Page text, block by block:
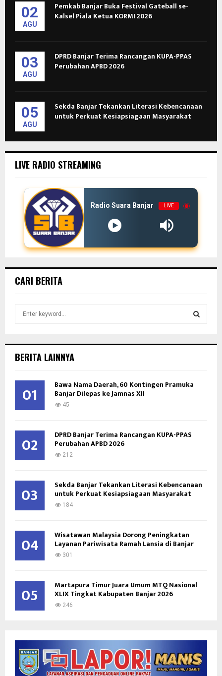
02
AGU
Pemkab Banjar Buka Festival Gateball se-
Kalsel Piala Ketua KORMI 2026
03
AGU
DPRD Banjar Terima Rancangan KUPA-PPAS
Perubahan APBD 2026
05
AGU
Sekda Banjar Tekankan Literasi Kebencanaan
untuk Perkuat Kesiapsiagaan Masyarakat
LIVE RADIO STREAMING
Radio Suara Banjar LIVE
CARI BERITA
h
o
BERITA LAINNYA
01 Bawa Nama Daerah, 60 Kontingen Pramuka
Banjar Dilepas ke Jamnas XII
45
02 DPRD Banjar Terima Rancangan KUPA-PPAS
Perubahan APBD 2026
212
03 Sekda Banjar Tekankan Literasi Kebencanaan
untuk Perkuat Kesiapsiagaan Masyarakat
184
04 Wisatawan Malaysia Dorong Peningkatan
Layanan Pariwisata Ramah Lansia di Banjar
301
05 Martapura Timur Juara Umum MTQ Nasional
XLIX Tingkat Kabupaten Banjar 2026
246